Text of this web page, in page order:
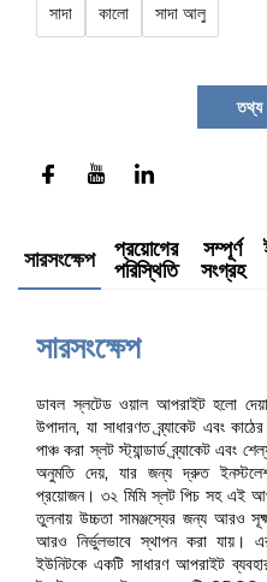
সাদা কালো সাদা আলু
তথ্য
সারসংক্ষেপ
প্রয়োগের
পরিস্থিতি
সম্পূর্ণ
সংগ্রহ
সারসংক্ষেপ
ডাবল স্লটেড ওয়াল আপরাইট হলো
উপাদান, যা সাধারণত ব্র্যাকেট এবং
পাঞ্চ করা স্লট স্ট্যান্ডার্ড ব্র্যাকেট এবং
অনুমতি দেয়, যার জন্য দ্রুত
প্রয়োজন। ৩২ মিমি স্লট পিচ সহ এই
তুলনায় উচ্চতা সামঞ্জস্যের জন্য আরও
আরও নির্ভুলভাবে স্থাপন করা যায়।
ইউনিটকে একটি সাধারণ আপরাইট